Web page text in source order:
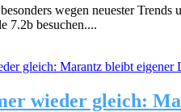
wegen neuester
7.2b besuchen....
wieder gleich: